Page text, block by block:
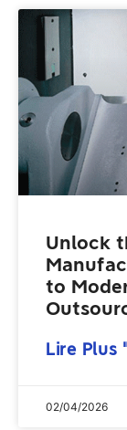
Unlock
to
Lire Plus
02/04/2026